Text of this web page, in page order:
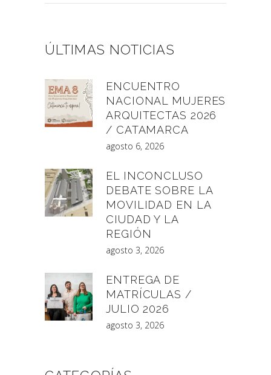
ÚLTIMAS NOTICIAS
ENCUENTRO
NACIONAL MUJERES
ARQUITECTAS 2026
/ CATAMARCA
agosto 6, 2026
EL INCONCLUSO
DEBATE SOBRE LA
MOVILIDAD EN LA
CIUDAD Y LA
REGIÓN
agosto 3, 2026
ENTREGA DE
MATRÍCULAS /
JULIO 2026
agosto 3, 2026